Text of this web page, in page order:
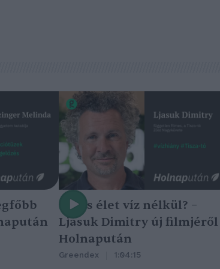
Nincs élet víz nélkül? –
Ljasuk Dimitry új filmjéről |
Holnapután
Greendex 1:04:15